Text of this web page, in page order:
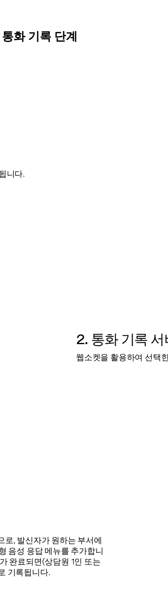
통화 기록 단계
니다.
2. 통화 기록
웹소켓을 활용하여 선택
로, 발신자가 원하는 부서에
음성 응답 메뉴를 추가합니
완료되면(상담원 1인 또는
기록됩니다.